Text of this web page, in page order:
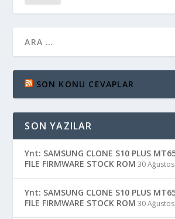
SON KONU CEVAPLAR
SON YAZILAR
Ynt: SAMSUNG CLONE S10 PLUS
FILE FIRMWARE STOCK ROM 30
Ynt: SAMSUNG CLONE S10 PLUS
FILE FIRMWARE STOCK ROM 30